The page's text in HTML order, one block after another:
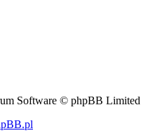
Software © phpBB Limited